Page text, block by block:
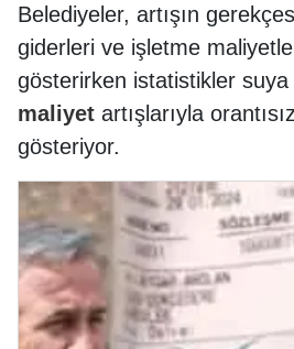
Belediyeler, artışın
giderleri ve işletme
gösterirken istatistikler suya
maliyet artışlarıyla
gösteriyor.